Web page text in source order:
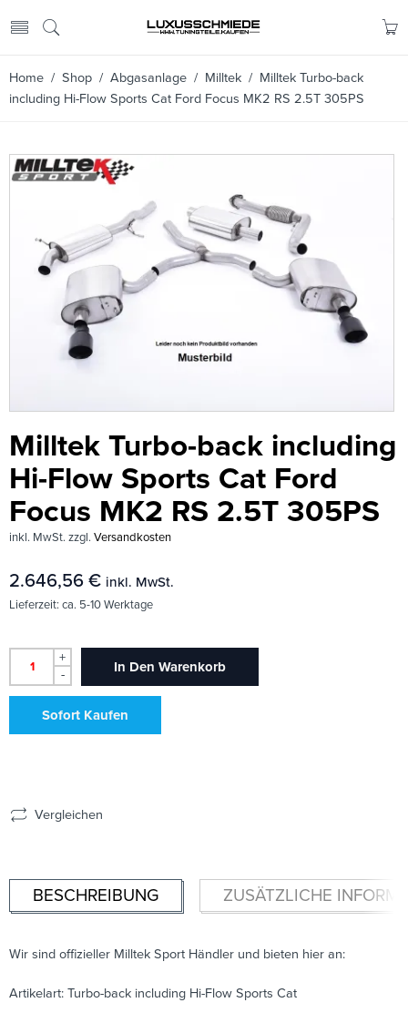
Home / Shop / Abgasanlage / Milltek / Milltek Turbo-back
including Hi-Flow Sports Cat Ford Focus MK2 RS 2.5T 305PS
Milltek Turbo-back including
Hi-Flow Sports Cat Ford
Focus MK2 RS 2.5T 305PS
inkl. MwSt. zzgl. Versandkosten
2.646,56 € inkl. MwSt.
Lieferzeit: ca. 5-10 Werktage
+
-
In Den Warenkorb
Sofort Kaufen
Vergleichen
BESCHREIBUNG ZUSÄTZLICHE
Wir sind offizieller Milltek Sport Händler und bieten hier an:
Artikelart: Turbo-back including Hi-Flow Sports Cat